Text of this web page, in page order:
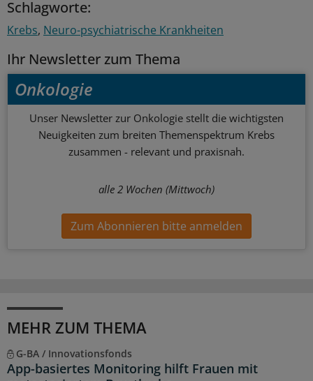
Schlagworte:
Krebs Neuro-psychiatrische Krankheiten
Ihr Newsletter zum Thema
Onkologie
Unser Newsletter zur Onkologie stellt die wichtigsten
Neuigkeiten zum breiten Themenspektrum Krebs
zusammen - relevant und praxisnah.
alle 2 Wochen (Mittwoch)
Zum Abonnieren bitte anmelden
MEHR ZUM THEMA
G-BA / Innovationsfonds
App-basiertes Monitoring hilft Frauen mit